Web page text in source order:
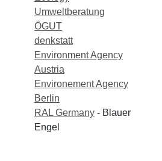
Umweltberatung
ÖGUT
denkstatt
Environment Agency
Austria
Environement Agency
Berlin
RAL Germany - Blauer
Engel